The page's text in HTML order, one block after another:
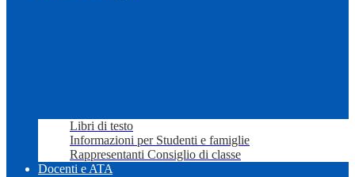
Libri di testo
Informazioni per Studenti e famiglie
Rappresentanti Consiglio di classe
Docenti e ATA